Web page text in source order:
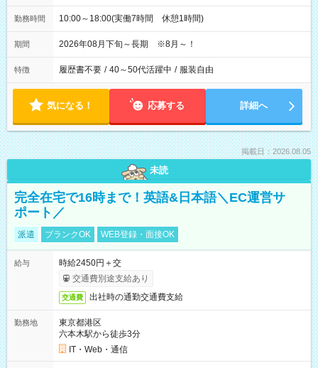
勤務時間 10:00～18:00(実働7時間 休憩1時間)
期間 2026年08月下旬～長期 ※8月～！
特徴 履歴書不要 / 40～50代活躍中 / 服装自由
気になる！ 応募する 詳細へ
掲載日：2026.08.05
未読
完全在宅で16時まで！英語&日本語＼EC運営サ
ポート／
派遣 ブランクOK WEB登録・面接OK
給与
時給2450円＋交
交通費別途支給あり
交通費 出社時の通勤交通費支給
勤務地
東京都港区
六本木駅から徒歩3分
IT・Web・通信